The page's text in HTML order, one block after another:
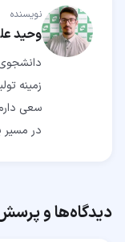
نویسنده
وحید
زمینه
سعی
در مسیر
دیدگاه‌ها و